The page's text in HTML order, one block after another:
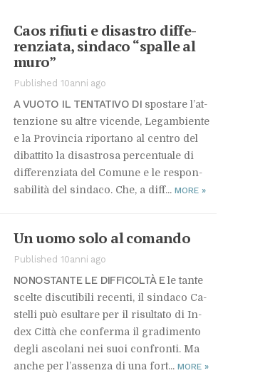
Caos ri­fiu­ti e di­sa­stro dif­fe­
ren­zia­ta, sin­da­co “spal­le al
muro”
Published 10anni ago
A VUO­TO IL TEN­TA­TI­VO DI spo­sta­re l’at­
ten­zio­ne su al­tre vi­cen­de, Le­gam­bien­te
e la Pro­vin­cia ri­por­ta­no al cen­tro del
di­bat­ti­to la di­sa­stro­sa per­cen­tua­le di
dif­fe­ren­zia­ta del Co­mu­ne e le re­spon­
sa­bi­li­tà del sin­da­co. Che, a dif­f... MORE »
Un uomo solo al co­man­do
Published 10anni ago
NO­NO­STAN­TE LE DIF­FI­COL­TÀ Ele tan­te
scel­te di­scu­ti­bi­li re­cen­ti, il sin­da­co Ca­
stel­li può esul­ta­re per il ri­sul­ta­to di In­
dex Cit­tà che con­fer­ma il gra­di­men­to
de­gli asco­la­ni nei suoi con­fron­ti. Ma
an­che per l’as­sen­za di una for­t... MORE »